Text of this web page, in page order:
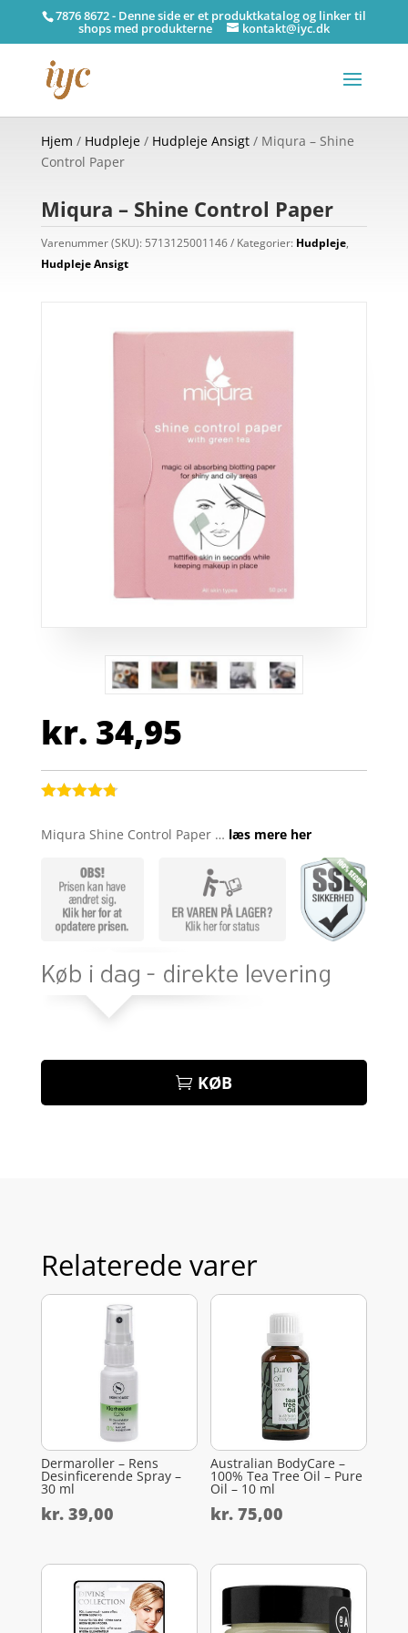
7876 8672 - Denne side er et produktkatalog og linker til
shops med produkterne kontakt@iyc.dk
Hjem / Hudpleje/ Hudpleje Ansigt/ Miqura – Shine
Control Paper
Miqura – Shine Control Paper
Varenummer (SKU): 5713125001146 Kategorier: Hudpleje,
Hudpleje Ansigt
kr. 34,95
ud af 5
kundebedø
mmelser
Miqura Shine Control Paper … læs mere her
KØB
Relaterede varer
Dermaroller – Rens
Desinficerende Spray –
30 ml
kr.39,00
Australian BodyCare –
100% Tea Tree Oil – Pure
Oil – 10 ml
kr. 75,00